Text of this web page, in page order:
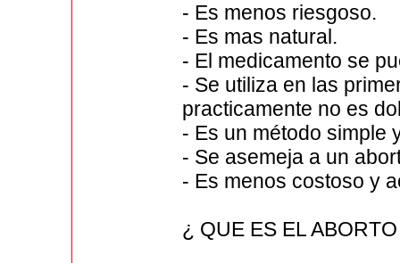
- Es menos riesgoso.
- Es mas natural.
- El medicamento se
- Se utiliza en las
practicamente no es
- Es un método simple
- Se asemeja a un
- Es menos costoso y
¿ QUE ES EL